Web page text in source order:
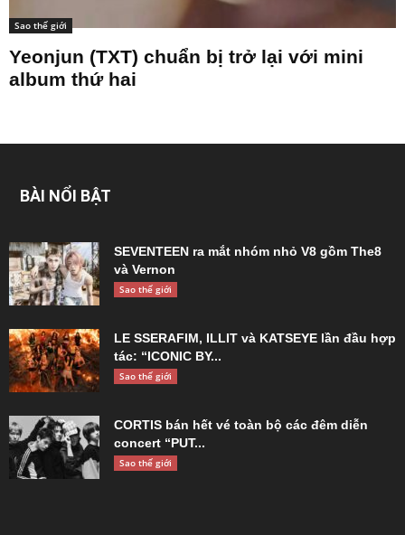
Sao thế giới
Yeonjun (TXT) chuẩn bị trở lại với mini
album thứ hai
BÀI NỔI BẬT
SEVENTEEN ra mắt nhóm nhỏ V8 gồm The8
và Vernon
Sao thế giới
LE SSERAFIM, ILLIT và KATSEYE lần đầu hợp
tác: “ICONIC BY...
Sao thế giới
CORTIS bán hết vé toàn bộ các đêm diễn
concert “PUT...
Sao thế giới